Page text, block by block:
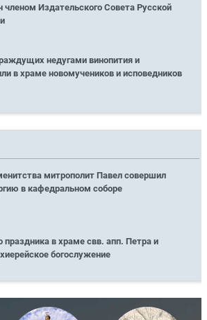
членом Издательского Совета Русской
недугами винопития и
в храме новомучеников и исповедников
митрополит Павел совершил
в кафедральном соборе
праздника в храме свв. апп. Петра и
богослужение